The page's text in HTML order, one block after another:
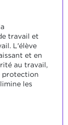
travail et
L'élève
et en
au travail,
protection
les